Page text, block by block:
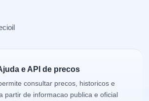
e API de precos
consultar precos, historicos e
partir de informacao publica e oficial